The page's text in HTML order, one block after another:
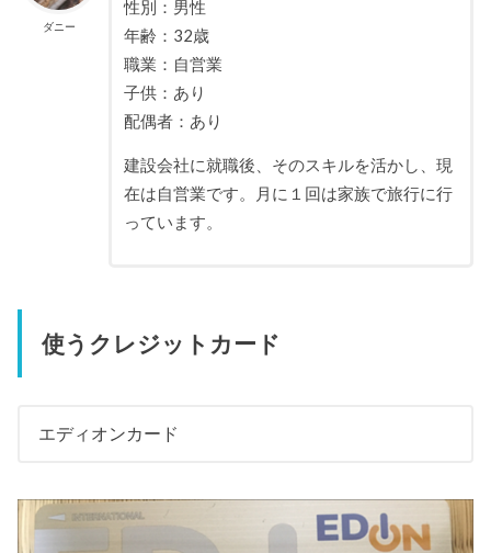
ダニー
性別：男性
年齢：32歳
職業：自営業
子供：あり
配偶者：あり
建設会社に就職後、そのスキルを活かし、現
在は自営業です。月に１回は家族で旅行に行
っています。
使うクレジットカード
エディオンカード